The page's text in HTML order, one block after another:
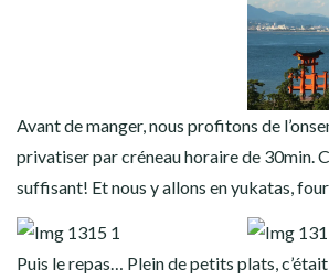
Avant de manger, nous profitons de
privatiser par créneau horaire de 30min.
suffisant! Et nous y allons en yukatas,
Puis le repas… Plein de petits plats,